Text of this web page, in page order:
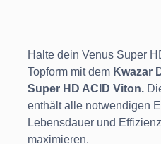
Halte dein Venus Super
Topform mit dem Kwazar
Super HD ACID Viton.
enthält alle notwendigen
Lebensdauer und
maximieren.